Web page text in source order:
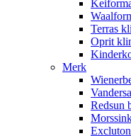
Terras
Oprit
Merk
Redsun